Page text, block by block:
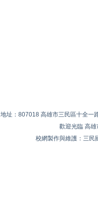
地址：807018 高雄市三民區十全
歡迎光臨 高
校網製作與維護：三民